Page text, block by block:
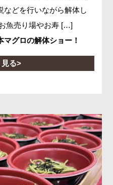
などを行いながら解体し
魚売り場やお寿 […]
グロの解体ショー！
る